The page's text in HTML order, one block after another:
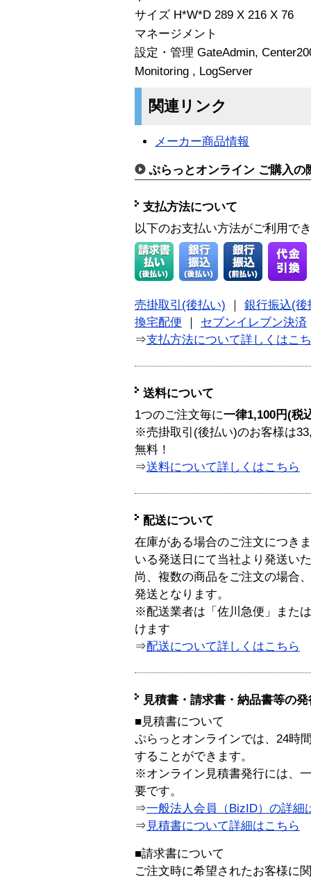
サイズ H*W*D 289 X 216 X 76
マネージメント
設定・管理 GateAdmin,
Monitoring , LogServer
関連リンク
メーカー商品情報
ぷらっとオンライン ご購入の
支払方法について
以下のお支払い方法がご利用で
売掛取引(後払い)
銀行振込(後
換宅配便
セブンイレブン決済
⇒支払方法について詳しくはこ
送料について
1つのご注文毎に一律1,100円(税
※売掛取引(後払い)のお客様は
無料！
⇒送料について詳しくはこちら
配送について
在庫がある場合のご注文につき
いる発送日にて当社より発送い
尚、複数の商品をご注文の場合
発送となります。
※配送業者は「佐川急便」また
けます
⇒配送について詳しくはこちら
見積書・請求書・納品書等の
■見積書について
ぷらっとオンラインでは、24時
することができます。
※オンライン見積書発行には、
要です。
⇒一般法人会員（BizID）の詳細
⇒ 見積書について詳細はこちら
■請求書について
ご注文時に希望されたお客様に